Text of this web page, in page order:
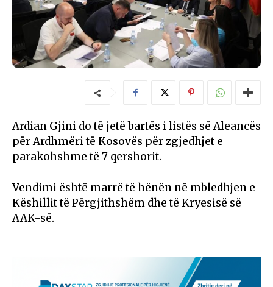
Ardian Gjini do të jetë bartës i listës së Aleancës
për Ardhmëri të Kosovës për zgjedhjet e
parakohshme të 7 qershorit.
Vendimi është marrë të hënën në mbledhjen e
Këshillit të Përgjithshëm dhe të Kryesisë së
AAK-së.